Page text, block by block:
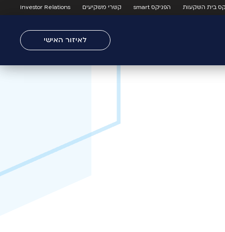
בית השקעות הפניקס smart קשרי משקיעים Investor Relations
לאיזור האישי